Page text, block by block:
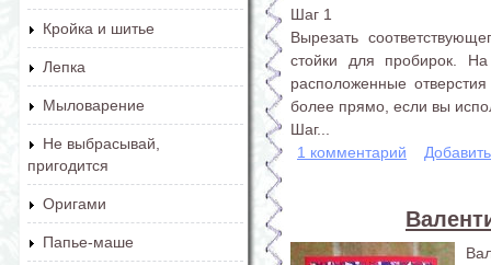
Кройка и шитье
Лепка
Мыловарение
Не выбрасывай,
пригодится
Оригами
Папье-маше
Шаг 1
Вырезать
стойки для пробирок.
расположенные
более прямо, если вы
Шаг...
1 комментарий